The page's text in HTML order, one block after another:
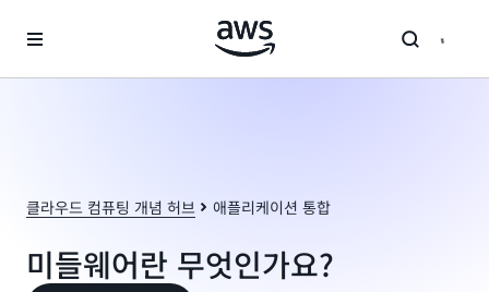
클라우드 컴퓨팅 개념 허브 애플리케이션 통합
미들웨어란 무엇인가요?